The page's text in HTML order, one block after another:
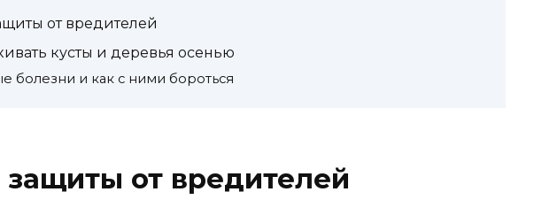
от вредителей
кусты и деревья осенью
болезни и как с ними бороться
защиты от вредителей